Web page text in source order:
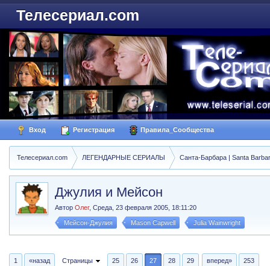
Телесериал.com
Вход Регистрация Правила_Сообщества
Телесериал.com ЛЕГЕНДАРНЫЕ СЕРИАЛЫ Санта-Барбара | Santa
Джулия и Мейсон
АвторОлег,Среда, 23 февраля 2005, 18:11:20
Мейсон-Джулия Mason Capwell Julia Wainwright
1 «назад Страницы 25 26 27 28 29 вперед» 253